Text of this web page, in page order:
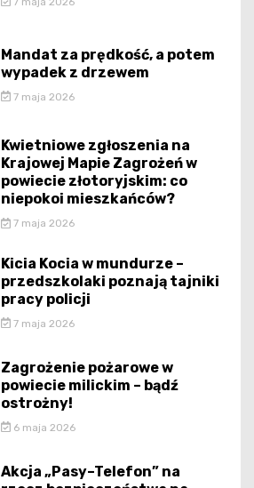
Mandat za prędkość, a potem
wypadek z drzewem
7 maja 2026
Kwietniowe zgłoszenia na
Krajowej Mapie Zagrożeń w
powiecie złotoryjskim: co
niepokoi mieszkańców?
7 maja 2026
Kicia Kocia w mundurze –
przedszkolaki poznają tajniki
pracy policji
7 maja 2026
Zagrożenie pożarowe w
powiecie milickim – bądź
ostrożny!
6 maja 2026
Akcja „Pasy–Telefon” na